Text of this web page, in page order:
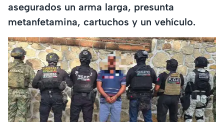
asegurados un arma larga, presunta
metanfetamina, cartuchos y un vehículo.